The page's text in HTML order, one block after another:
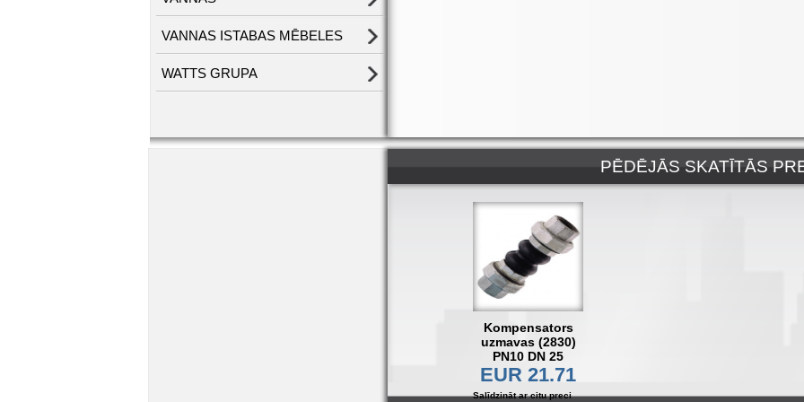
VANNAS ISTABAS MĒBELES
WATTS GRUPA
PĒDĒJĀS SKATĪTĀS
Kompensators
uzmavas (2830)
PN10 DN 25
EUR 21.71
Salīdzināt ar citu preci